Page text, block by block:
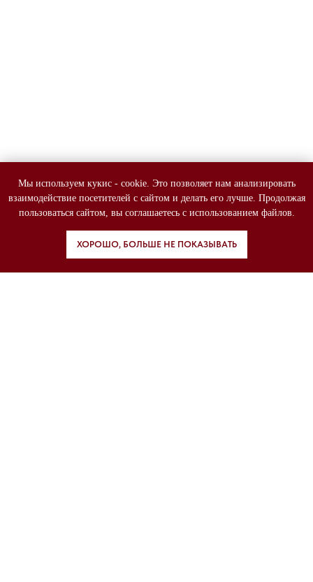
Мы используем кукис - cookie. Это позволяет нам анализировать
взаимодействие посетителей с сайтом и делать его лучше. Продолжая
пользоваться сайтом, вы соглашаетесь с использованием файлов.
ХОРОШО, БОЛЬШЕ НЕ ПОКАЗЫВАТЬ